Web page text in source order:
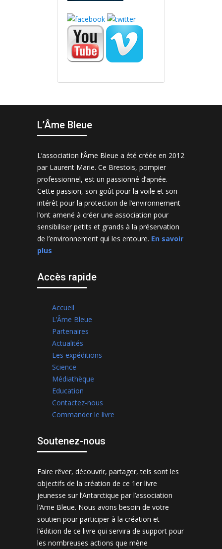
L’Âme Bleue
L’association l’Âme Bleue a été créée en 2012
par Laurent Marie. Ce Brestois, pompier
professionnel, est un passionné d’apnée.
Cette passion, son goût pour la voile et son
intérêt pour la protection de l’environnement
l’ont amené à créer une association pour
sensibiliser petits et grands à la préservation
de l’environnement qui les entoure. En savoir
plus
Accès rapide
Accueil
L’Âme Bleue
Partenaires
Actualités
Les expéditions
Science
Médiathèque
Education
Contactez-nous
Commander le livre
Soutenez-nous
Faire rêver, découvrir, partager, tels sont les
objectifs de la création de ce 1er livre
jeunesse sur l’Antarctique par l’association
l’Ame Bleue. Nous avons besoin de votre
soutien pour participer à la création et
l’édition de ce livre qui servira de support pour
les nombreuses actions que mène